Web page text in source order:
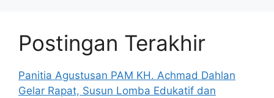
Postingan Terakhir
Panitia Agustusan PAM KH. Achmad Dahlan
Gelar Rapat, Susun Lomba Edukatif dan